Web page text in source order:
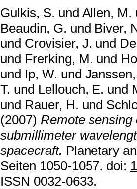
Gulkis, S. und Allen, M.
Beaudin, G. und Biver,
und Crovisier, J. und
und Frerking, M. und
und Ip, W. und
T. und Lellouch, E. und
und Rauer, H. und
(2007) Remote
submillimeter
spacecraft. Planetary
Seiten 1050-1057. doi:
ISSN 0032-0633.